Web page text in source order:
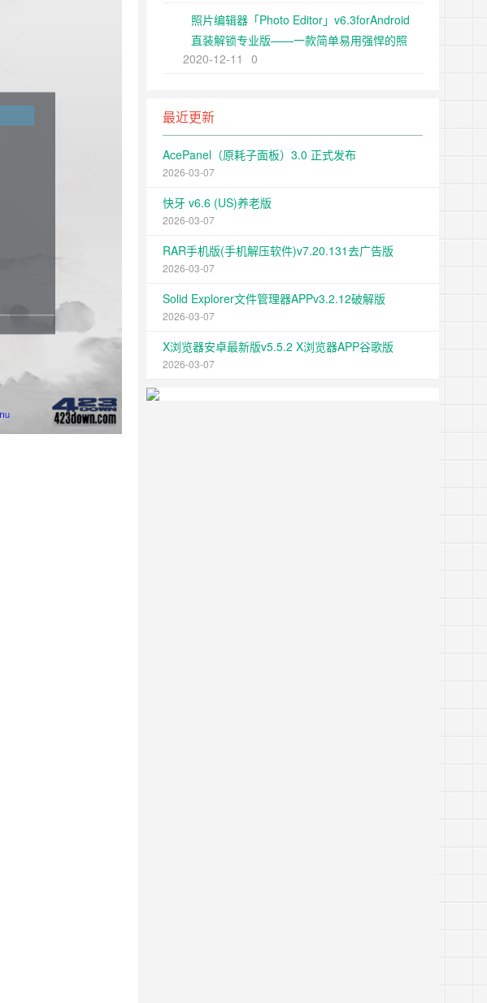
照片编辑器「Photo Editor」v6.3forAndroid
直装解锁专业版——一款简单易用强悍的照
片处理应用
2020-12-11 0
最近更新
AcePanel（原耗子面板）3.0 正式发布
2026-03-07
快牙 v6.6 (US)养老版
2026-03-07
RAR手机版(手机解压软件)v7.20.131去广告版
2026-03-07
Solid Explorer文件管理器APPv3.2.12破解版
2026-03-07
X浏览器安卓最新版v5.5.2 X浏览器APP谷歌版
2026-03-07